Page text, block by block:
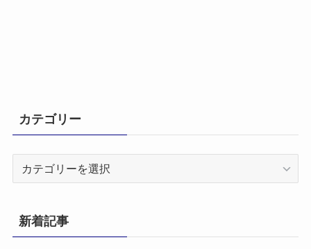
カテゴリー
リ
ー
新着記事